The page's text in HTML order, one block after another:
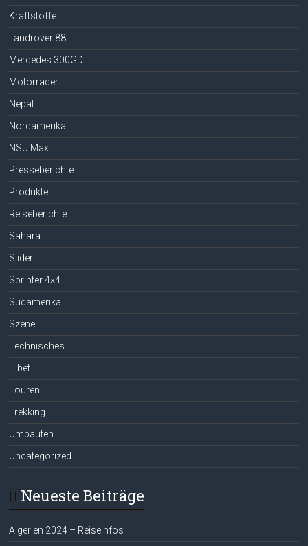
Kraftstoffe
Landrover 88
Mercedes 300GD
Motorräder
Nepal
Nordamerika
NSU Max
Presseberichte
Produkte
Reiseberichte
Sahara
Slider
Sprinter 4×4
Südamerika
Szene
Technisches
Tibet
Touren
Trekking
Umbauten
Uncategorized
Neueste Beiträge
Algerien 2024 – Reiseinfos